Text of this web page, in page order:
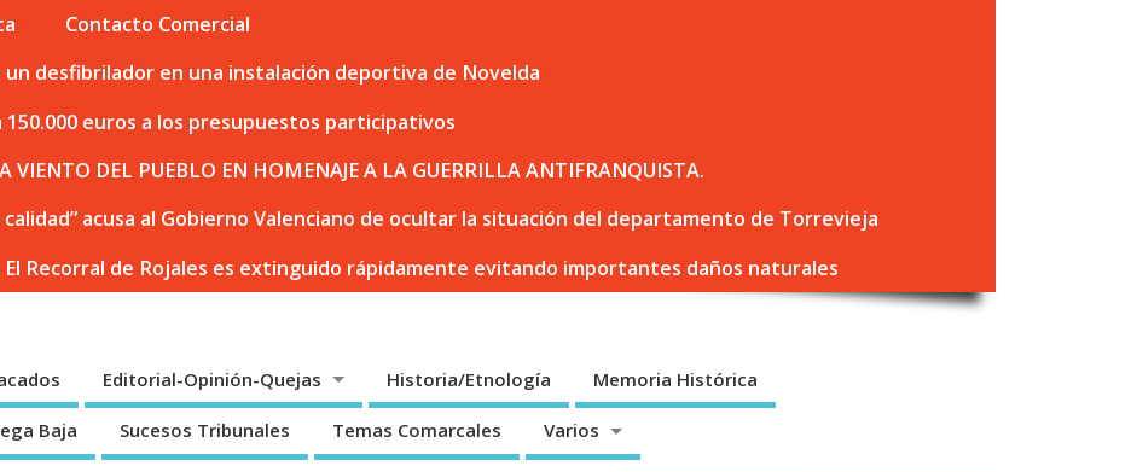
Contacto Comercial
desfibrilador en una instalación deportiva de Novelda
euros a los presupuestos participativos
VIENTO DEL PUEBLO EN HOMENAJE A LA GUERRILLA ANTIFRANQUISTA.
acusa al Gobierno Valenciano de ocultar la situación del departamento de Torrevieja
El Recorral de Rojales es extinguido rápidamente evitando importantes daños naturales
Editorial-Opinión-Quejas Historia/Etnología Memoria Histórica
Baja Sucesos Tribunales Temas Comarcales Varios